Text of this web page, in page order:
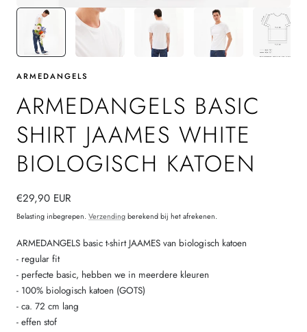
ARMEDANGELS
ARMEDANGELS BASIC
SHIRT JAAMES WHITE
BIOLOGISCH KATOEN
Normale
prijs
€29,90 EUR
Belasting inbegrepen. Verzendingberekend bij het afrekenen.
ARMEDANGELS basic t-shirt JAAMES van biologisch katoen
- regular fit
- perfecte basic, hebben we in meerdere kleuren
- 100% biologisch katoen (GOTS)
- ca. 72 cm lang
- effen stof